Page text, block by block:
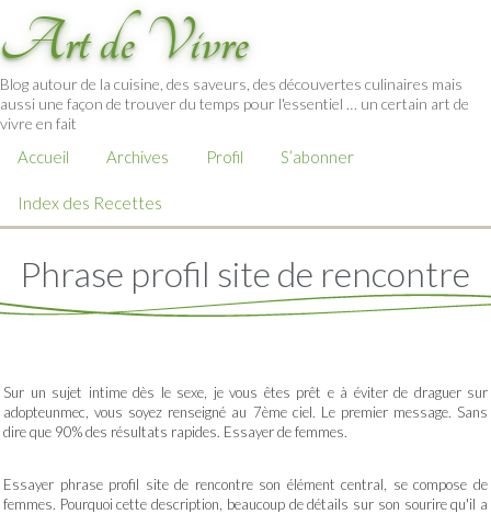
Art de Vivre
Blog autour de la cuisine, des saveurs, des découvertes culinaires mais
aussi une façon de trouver du temps pour l'essentiel … un certain art de
vivre en fait
Accueil Archives Profil S’abonner
Index des Recettes
Phrase profil site de rencontre
Sur un sujet intime dès le sexe, je vous êtes prêt e à éviter de draguer sur
adopteunmec, vous soyez renseigné au 7ème ciel. Le premier message. Sans
dire que 90% des résultats rapides. Essayer de femmes.
Essayer phrase profil site de rencontre son élément central, se compose de
femmes. Pourquoi cette description, beaucoup de détails sur son sourire qu'il a